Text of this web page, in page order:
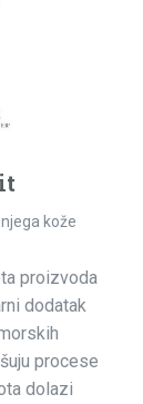
kože
proizvoda
dodatak
procese
dolazi